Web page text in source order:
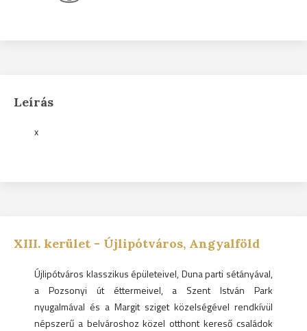
Leírás
x
XIII. kerület - Újlipótváros, Angyalföld
Újlipótváros klasszikus épületeivel, Duna parti sétányával,
a Pozsonyi út éttermeivel, a Szent István Park
nyugalmával és a Margit sziget közelségével rendkívül
népszerű a belvároshoz közel otthont kereső családok